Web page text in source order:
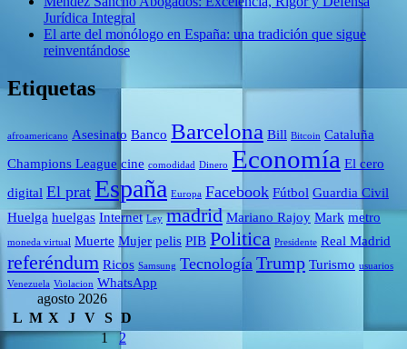
Jurídica Integral
El arte del monólogo en España: una tradición que sigue
reinventándose
Etiquetas
afroamericano Asesinato Banco Barcelona Bill Bitcoin Cataluña
Champions League cine comodidad Dinero Economía El cero
digital El prat España Europa Facebook Fútbol Guardia Civil
Huelga huelgas Internet Ley madrid Mariano Rajoy Mark metro
moneda virtual Muerte Mujer pelis PIB Politica Presidente Real Madrid
referéndum Ricos Samsung Tecnología Trump Turismo usuarios
Venezuela Violacion WhatsApp
agosto 2026
L M X J V S D
1
2